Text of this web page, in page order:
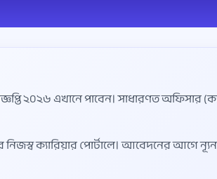
২০২৬ এখানে পাবেন। সাধারণত অফিসার
ক্যারিয়ার পোর্টালে। আবেদনের আগে